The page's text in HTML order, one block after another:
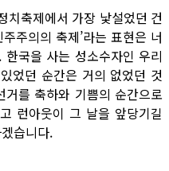
축제에서 가장 낯설었던 건
주의의 축제’라는 표현은 너
국을 사는 성소수자인 우리
었던 순간은 거의 없었던 것
를 축하와 기쁨의 순간으로
런아웃이 그 날을 앞당기길
습니다.